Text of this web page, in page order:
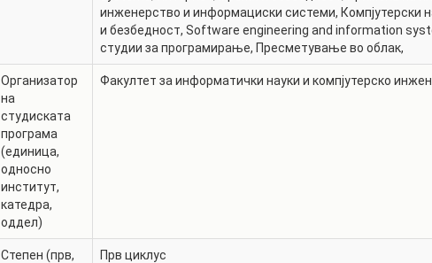
ЛАБОРАТОРИИ
ИЗВЕШТАИ ЗА
ФАКУЛТЕТОТ
РАСПОРЕД НА
ЧАСОВИ
АКАДЕМСКИ
КАЛЕНДАР
инженерство и информациски системи, Компјутерски
и безбедност, Software engineering and information
студии за програмирање, Пресметување во облак,
Организатор
на
студиската
програма
(единица,
односно
институт,
катедра,
оддел)
Факултет за информатички науки и компјутерско
Степен (прв,
Прв циклус